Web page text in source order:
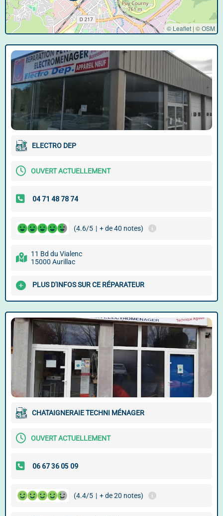
© Leaflet | ©OSM
ELECTRO DEP
OUVERT ACTUELLEMENT
(4.6/5 | + de 40 notes)
11 Bd du Vialenc
15000 Aurillac
PLUS D'INFOS SUR CE RÉPARATEUR
CHATAIGNERAIE TECHNI MÉNAGER
OUVERT ACTUELLEMENT
(4.4/5 | + de 20 notes)